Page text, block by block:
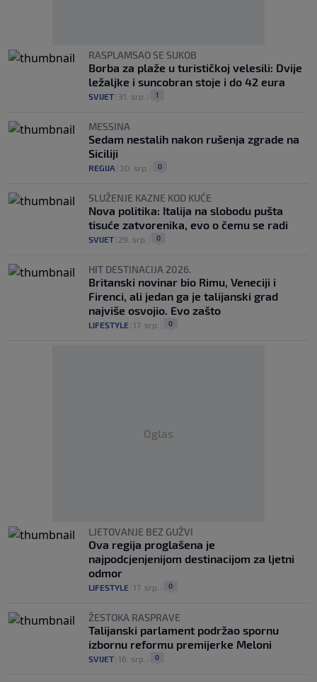
RASPLAMSAO SE SUKOB
Borba za plaže u turističkoj velesili: Dvije
ležaljke i suncobran stoje i do 42 eura
SVIJET 31. srp. 1
MESSINA
Sedam nestalih nakon rušenja zgrade na
Siciliji
REGIJA 30. srp. 0
SLUŽENJE KAZNE KOD KUĆE
Nova politika: Italija na slobodu pušta
tisuće zatvorenika, evo o čemu se radi
SVIJET 29. srp. 0
HIT DESTINACIJA 2026.
Britanski novinar bio Rimu, Veneciji i
Firenci, ali jedan ga je talijanski grad
najviše osvojio. Evo zašto
LIFESTYLE 17. srp. 0
Oglas
LJETOVANJE BEZ GUŽVI
Ova regija proglašena je
najpodcjenjenijom destinacijom za ljetni
odmor
LIFESTYLE 17. srp. 0
ŽESTOKA RASPRAVE
Talijanski parlament podržao spornu
izbornu reformu premijerke Meloni
SVIJET 16. srp. 0